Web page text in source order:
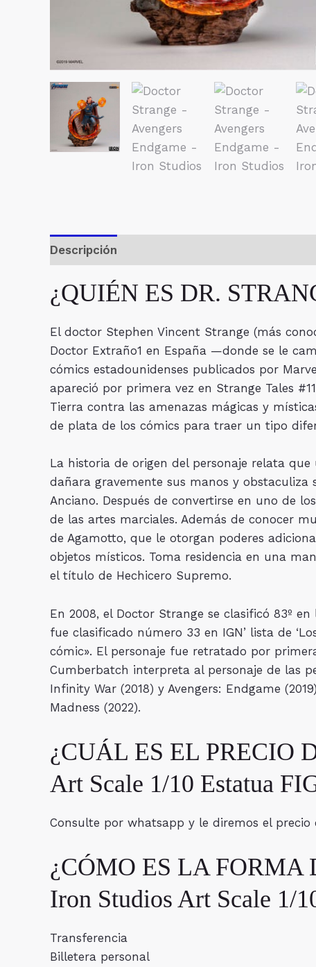
Descripción
¿QUIÉN ES DR.
El doctor Stephen Vincent Strange (más
Doctor Extraño1​ en España —donde se le
cómics estadounidenses publicados por
apareció por primera vez en Strange Tales
Tierra contra las amenazas mágicas y
de plata de los cómics para traer un tipo
La historia de origen del personaje relata
dañara gravemente sus manos y
Anciano. Después de convertirse en uno de
de las artes marciales. Además de conocer
de Agamotto, que le otorgan poderes
objetos místicos. Toma residencia en una
el título de Hechicero Supremo.
En 2008, el Doctor Strange se clasificó 83º
fue clasificado número 33 en IGN’ lista de
cómic». ​El personaje fue retratado por
Cumberbatch interpreta al personaje de las
Infinity War (2018) y Avengers: Endgame
Madness (2022).
¿CUÁL ES EL PRECIO
Art Scale 1/10 Estatua
Consulte por whatsapp y le diremos el precio
¿CÓMO ES LA FORMA
Iron Studios Art Scale 1/
Transferencia
Billetera personal